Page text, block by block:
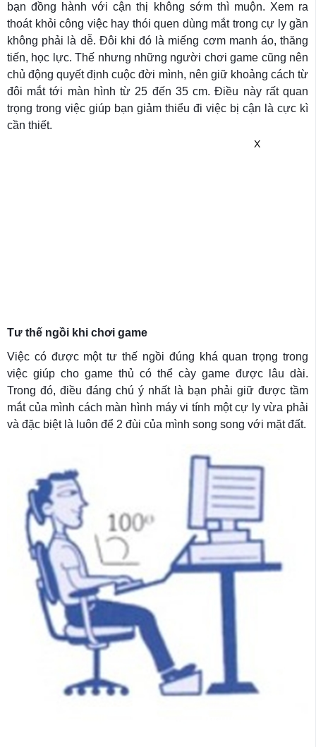
bạn đồng hành với cận thị không sớm thì muộn. Xem ra
thoát khỏi công việc hay thói quen dùng mắt trong cự ly gần
không phải là dễ. Đôi khi đó là miếng cơm manh áo, thăng
tiến, học lực. Thế nhưng những người chơi game cũng nên
chủ động quyết định cuộc đời mình, nên giữ khoảng cách từ
đôi mắt tới màn hình từ 25 đến 35 cm. Điều này rất quan
trọng trong việc giúp bạn giảm thiểu đi việc bị cận là cực kì
cần thiết.
X
Tư thế ngồi khi chơi game
Việc có được một tư thế ngồi đúng khá quan trọng trong
việc giúp cho game thủ có thể cày game được lâu dài.
Trong đó, điều đáng chú ý nhất là bạn phải giữ được tầm
mắt của mình cách màn hình máy vi tính một cự ly vừa phải
và đặc biệt là luôn để 2 đùi của mình song song với mặt đất.